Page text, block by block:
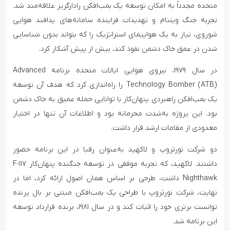
متحده مجدداً به امکان توسعه یک بمب‌افکن رادارگریز علاقه‌مند شد.
تجربه جنگ ویتنام و تهدیدات فزاینده سامانه‌های پدافند هوایی
شوروی، نیاز به یک هواپیمای استراتژیک را که بتواند بدون شناسایی
شدن در عمق خاک دشمن نفوذ کند، بیش از پیش آشکار کرد.
در سال ۱۹۷۹، نیروی هوایی ایالات متحده برنامه Advanced
Technology Bomber (ATB) را راه‌اندازی کرد که هدف آن توسعه
یک بمب‌افکن راهبردی پنهان‌کار با توانایی حمله عمیق به خاک دشمن
بود. این پروژه به‌شدت محرمانه بود و اطلاعات آن تنها در اختیار
معدودی از مقامات ارشد قرار داشت.
دو شرکت نورثروپ و لاکهید به‌عنوان رقبا در این برنامه حضور
داشتند. لاکهید، که تجربه موفقی در توسعه جنگنده پنهان‌کار F-۱۱۷
Nighthawk داشت، طرحی بر اساس همان اصول ارائه کرد، اما در
نهایت، شرکت نورثروپ با طراحی یک بمب‌افکن مبتنی بر بال پرنده
توانست برتری خود را اثبات کند و در سال ۱۹۸۱، برنده قرارداد توسعه
این برنامه شد.